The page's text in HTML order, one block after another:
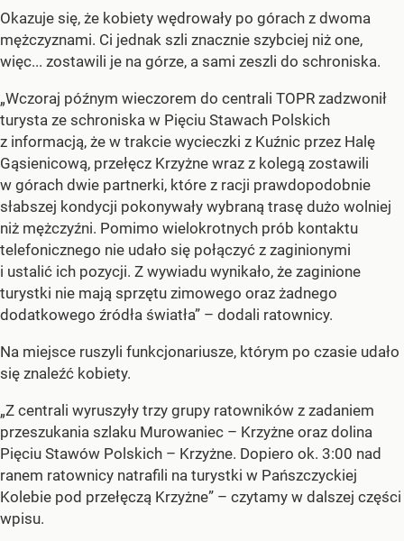
Okazuje się, że kobiety wędrowały po górach z dwoma
mężczyznami. Ci jednak szli znacznie szybciej niż one,
więc... zostawili je na górze, a sami zeszli do schroniska.
„Wczoraj późnym wieczorem do centrali TOPR zadzwonił
turysta ze schroniska w Pięciu Stawach Polskich
z informacją, że w trakcie wycieczki z Kuźnic przez Halę
Gąsienicową, przełęcz Krzyżne wraz z kolegą zostawili
w górach dwie partnerki, które z racji prawdopodobnie
słabszej kondycji pokonywały wybraną trasę dużo wolniej
niż mężczyźni. Pomimo wielokrotnych prób kontaktu
telefonicznego nie udało się połączyć z zaginionymi
i ustalić ich pozycji. Z wywiadu wynikało, że zaginione
turystki nie mają sprzętu zimowego oraz żadnego
dodatkowego źródła światła” – dodali ratownicy.
Na miejsce ruszyli funkcjonariusze, którym po czasie udało
się znaleźć kobiety.
„Z centrali wyruszyły trzy grupy ratowników z zadaniem
przeszukania szlaku Murowaniec – Krzyżne oraz dolina
Pięciu Stawów Polskich – Krzyżne. Dopiero ok. 3:00 nad
ranem ratownicy natrafili na turystki w Pańszczyckiej
Kolebie pod przełęczą Krzyżne” – czytamy w dalszej części
wpisu.